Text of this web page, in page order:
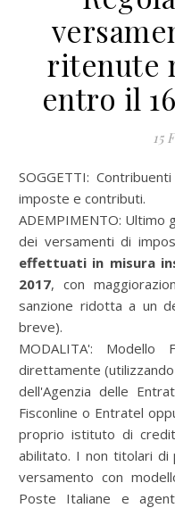
ritenute
entro il
15
SOGGETTI:
imposte e contributi.
ADEMPIMENTO: Ultimo
dei versamenti di
effettuati in misura
2017, con
sanzione ridotta a un
breve).
MODALITA': Modello
direttamente
dell'Agenzia delle
Fisconline o Entratel
proprio istituto di
abilitato. I non titolari
versamento con
Poste Italiane e